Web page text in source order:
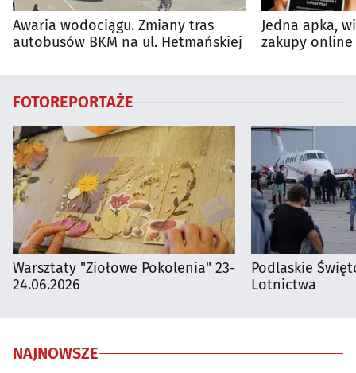
Awaria wodociągu. Zmiany tras
autobusów BKM na ul. Hetmańskiej
Jedna apka,
zakupy online
FOTOREPORTAŻE
Warsztaty "Ziołowe Pokolenia" 23-
24.06.2026
Podlaskie
Lotnictwa
NAJNOWSZE